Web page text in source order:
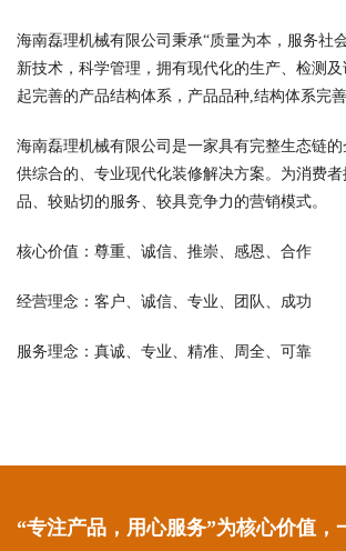
海南磊理机械有限公司秉承“质量为本，服务社
新技术，科学管理，拥有现代化的生产、检测
起完善的产品结构体系，产品品种,结构体系完
海南磊理机械有限公司是一家具有完整生态链
供综合的、专业现代化装修解决方案。为消费
品、较贴切的服务、较具竞争力的营销模式。
核心价值：尊重、诚信、推崇、感恩、合作
经营理念：客户、诚信、专业、团队、成功
服务理念：真诚、专业、精准、周全、可靠
“专注产品，用心服务”为核心价值，